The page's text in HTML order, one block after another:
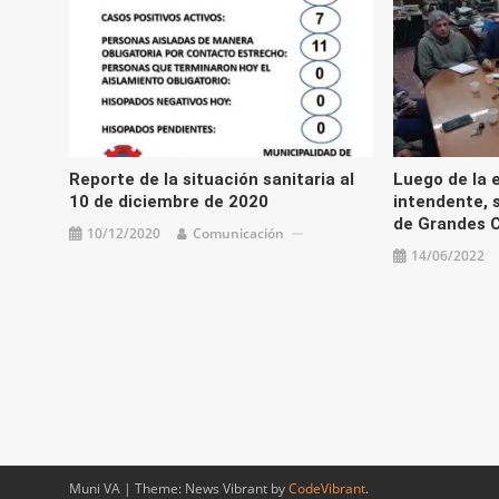
Reporte de la situación sanitaria al
10 de diciembre de 2020
10/12/2020 Comunicación
Luego de la
intendente,
de Grandes
14/06/2022
Muni VA | Theme: News Vibrant byCodeVibrant.